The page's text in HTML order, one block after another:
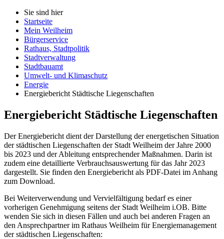
Sie sind hier
Startseite
Mein Weilheim
Bürgerservice
Rathaus, Stadtpolitik
Stadtverwaltung
Stadtbauamt
Umwelt- und Klimaschutz
Energie
Energiebericht Städtische Liegenschaften
Energiebericht Städtische Liegenschaften
Der Energiebericht dient der Darstellung der energetischen Situation
der städtischen Liegenschaften der Stadt Weilheim der Jahre 2000
bis 2023 und der Ableitung entsprechender Maßnahmen. Darin ist
zudem eine detaillierte Verbrauchsauswertung für das Jahr 2023
dargestellt. Sie finden den Energiebericht als PDF-Datei im Anhang
zum Download.
Bei Weiterverwendung und Vervielfältigung bedarf es einer
vorherigen Genehmigung seitens der Stadt Weilheim i.OB. Bitte
wenden Sie sich in diesen Fällen und auch bei anderen Fragen an
den Ansprechpartner im Rathaus Weilheim für Energiemanagement
der städtischen Liegenschaften: